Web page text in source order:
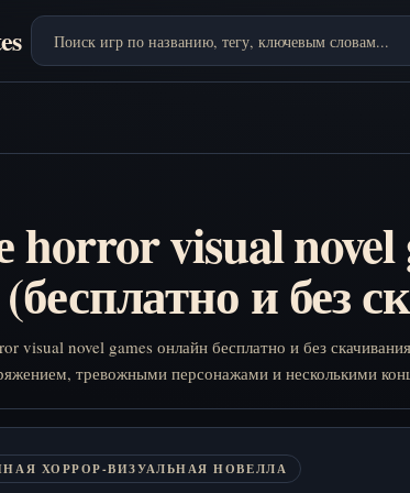
visual novel
и без
visual novel games онлайн бесплатно и без
тревожными персонажами и несколькими
ХОРРОР-ВИЗУАЛЬНАЯ НОВЕЛЛА